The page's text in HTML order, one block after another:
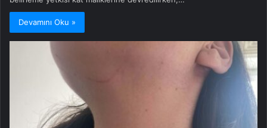
Devamını Oku »